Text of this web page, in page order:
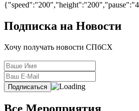
Подписка на Новости
Хочу получать новости СПбСХ